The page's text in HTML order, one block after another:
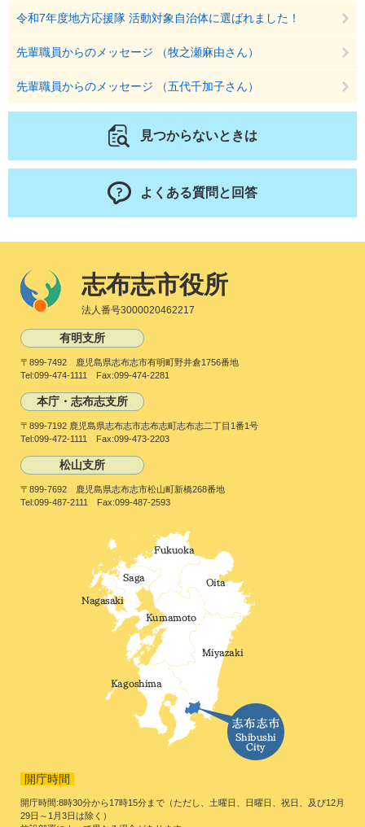
令和7年度地方応援隊 活動対象自治体に選ばれました！
先輩職員からのメッセージ （牧之瀬麻由さん）
先輩職員からのメッセージ （五代千加子さん）
見つからないときは
よくある質問と回答
志布志市役所
法人番号3000020462217
有明支所
〒899-7492 鹿児島県志布志市有明町野井倉1756番地
Tel:099-474-1111 Fax:099-474-2281
本庁・志布志支所
〒899-7192 鹿児島県志布志市志布志町志布志二丁目1番1号
Tel:099-472-1111 Fax:099-473-2203
松山支所
〒899-7692 鹿児島県志布志市松山町新橋268番地
Tel:099-487-2111 Fax:099-487-2593
開庁時間
開庁時間:8時30分から17時15分まで（ただし、土曜日、日曜日、祝日、及び12月
29日～1月3日は除く）